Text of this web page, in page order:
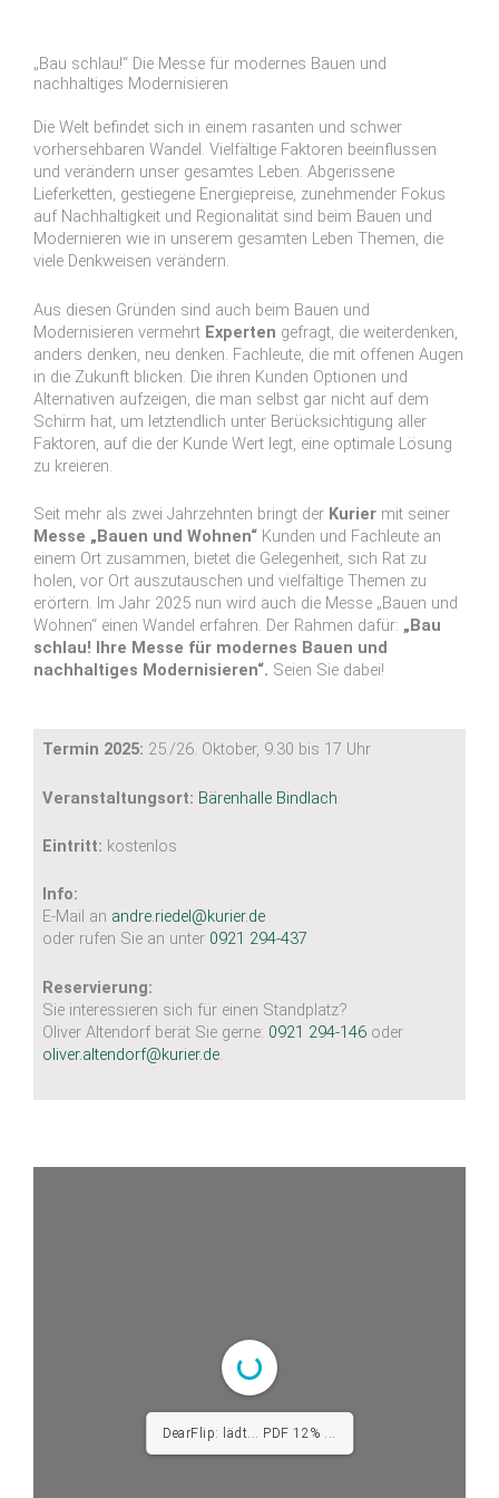
„Bau schlau!“ Die Messe für modernes Bauen und
nachhaltiges Modernisieren
Die Welt befindet sich in einem rasanten und schwer
vorhersehbaren Wandel. Vielfältige Faktoren beeinflussen
und verändern unser gesamtes Leben. Abgerissene
Lieferketten, gestiegene Energiepreise, zunehmender Fokus
auf Nachhaltigkeit und Regionalität sind beim Bauen und
Modernieren wie in unserem gesamten Leben Themen, die
viele Denkweisen verändern.
Aus diesen Gründen sind auch beim Bauen und
Modernisieren vermehrt Experten gefragt, die weiterdenken,
anders denken, neu denken. Fachleute, die mit offenen Augen
in die Zukunft blicken. Die ihren Kunden Optionen und
Alternativen aufzeigen, die man selbst gar nicht auf dem
Schirm hat, um letztendlich unter Berücksichtigung aller
Faktoren, auf die der Kunde Wert legt, eine optimale Lösung
zu kreieren.
Seit mehr als zwei Jahrzehnten bringt der Kurier mit seiner
Messe „Bauen und Wohnen“ Kunden und Fachleute an
einem Ort zusammen, bietet die Gelegenheit, sich Rat zu
holen, vor Ort auszutauschen und vielfältige Themen zu
erörtern. Im Jahr 2025 nun wird auch die Messe „Bauen und
Wohnen“ einen Wandel erfahren. Der Rahmen dafür: „Bau
schlau! Ihre Messe für modernes Bauen und
nachhaltiges Modernisieren“. Seien Sie dabei!
Termin 2025: 25./26. Oktober, 9.30 bis 17 Uhr
Veranstaltungsort: Bärenhalle Bindlach
Eintritt: kostenlos
Info:
E-Mail an andre.riedel@kurier.de
oder rufen Sie an unter 0921 294-437
Reservierung:
Sie interessieren sich für einen Standplatz?
Oliver Altendorf berät Sie gerne: 0921 294-146 oder
oliver.altendorf@kurier.de.